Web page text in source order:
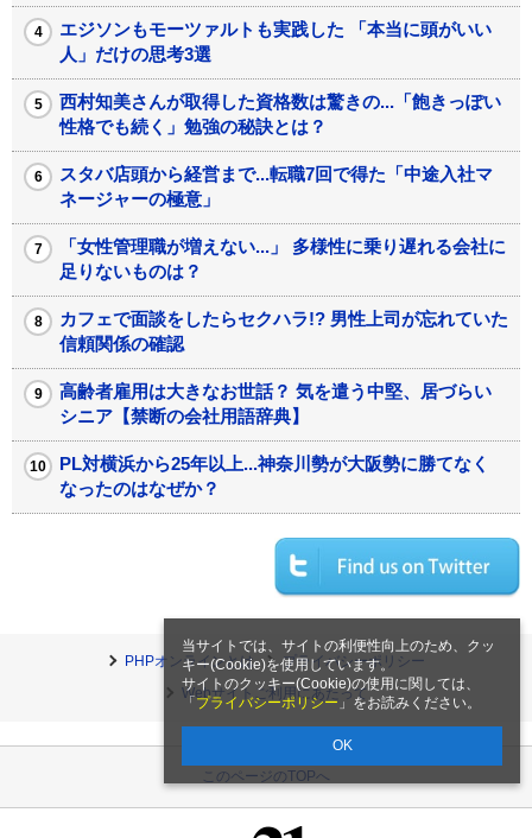
当サイトでは、サイトの利便性向上のため、クッ
キー(Cookie)を使用しています。
サイトのクッキー(Cookie)の使用に関しては、
「 プライバシーポリシー 」をお読みください。
OK
エジソンもモーツァルトも実践した 「本当に頭がいい
人」だけの思考3選
西村知美さんが取得した資格数は驚きの...「飽きっぽい
性格でも続く」勉強の秘訣とは？
スタバ店頭から経営まで...転職7回で得た「中途入社マ
ネージャーの極意」
「女性管理職が増えない...」 多様性に乗り遅れる会社に
足りないものは？
カフェで面談をしたらセクハラ!? 男性上司が忘れていた
信頼関係の確認
高齢者雇用は大きなお世話？ 気を遣う中堅、居づらい
シニア【禁断の会社用語辞典】
PL対横浜から25年以上...神奈川勢が大阪勢に勝てなく
なったのはなぜか？
PHPオンラインとは
プライバシーポリシー
Webサイトご利用にあたって
このページのTOPへ